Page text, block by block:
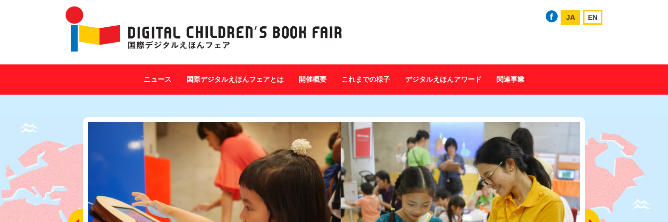
JA EN
ニュース 国際デジタルえほんフェアとは 開催概要 これまでの様子 デジタルえほんアワード 関連事業